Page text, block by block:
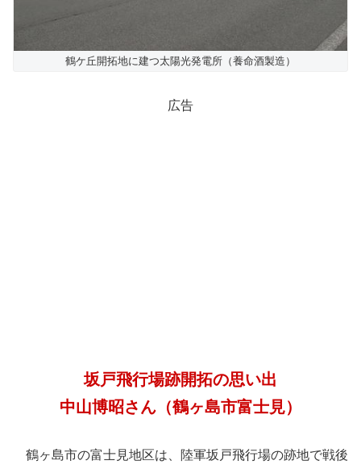
鶴ケ丘開拓地に建つ太陽光発電所（養命酒製造）
広告
坂戸飛行場跡開拓の思い出
中山博昭さん （鶴ヶ島市富士見）
鶴ヶ島市の富士見地区は、陸軍坂戸飛行場の跡地で戦後